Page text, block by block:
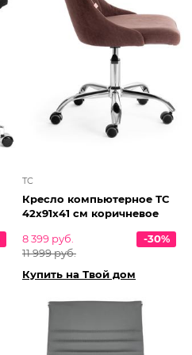
TC
Кресло компьютерное ТC
42х91х41 см коричневое
8 399 руб.
11 999 руб.
-30%
Купить на Твой дом